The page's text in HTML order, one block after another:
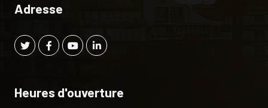
Adresse
Heures d'ouverture